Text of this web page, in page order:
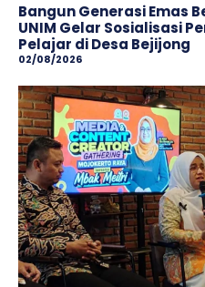
Bangun Generasi Emas
UNIM Gelar Sosialisasi
Pelajar di Desa Bejijong
02/08/2026